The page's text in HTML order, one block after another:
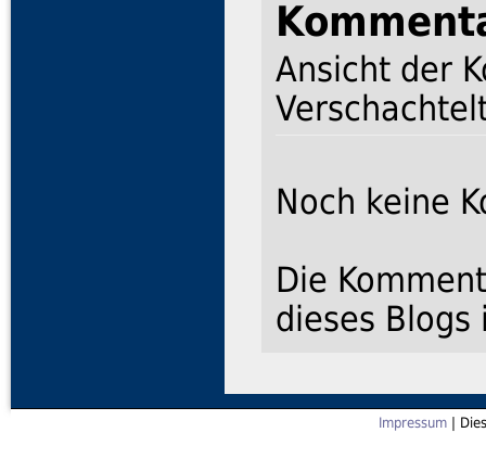
Ansicht der
Noch keine
Die
dieses
Impressum |